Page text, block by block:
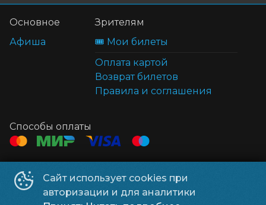
Сайт использует cookies при
авторизации и для аналитики
Основное
Афиша
Зрителям
🎟️ Мои билеты
Оплата картой
Возврат билетов
Правила и соглашения
Способы оплаты
Контакты
ТЦ Клён
+7 914 322-70-60
ТЦ Мега +7 914 689-28-11